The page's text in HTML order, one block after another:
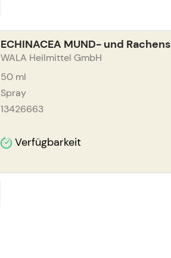
ECHINACEA MUND- und
WALA Heilmittel GmbH
50 ml
Spray
13426663
Verfügbarkeit